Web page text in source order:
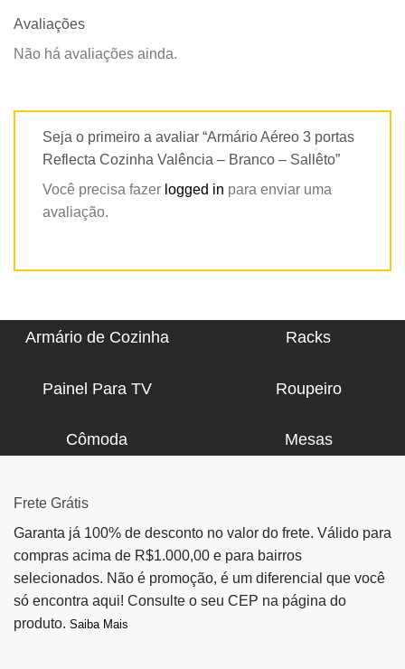
Avaliações
Não há avaliações ainda.
Seja o primeiro a avaliar “Armário Aéreo 3 portas
Reflecta Cozinha Valência – Branco – Sallêto”
Você precisa fazer logged in para enviar uma
avaliação.
Armário de Cozinha Racks
Painel Para TV Roupeiro
Cômoda Mesas
Frete Grátis
Garanta já 100% de desconto no valor do frete. Válido para
compras acima de R$1.000,00 e para bairros
selecionados. Não é promoção, é um diferencial que você
só encontra aqui! Consulte o seu CEP na página do
produto. Saiba Mais